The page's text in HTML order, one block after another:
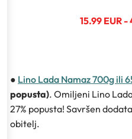
15.99 EUR
● Lino Lada Namaz 700g ili
popusta). Omiljeni Lino
27% popusta! Savršen
obitelj.